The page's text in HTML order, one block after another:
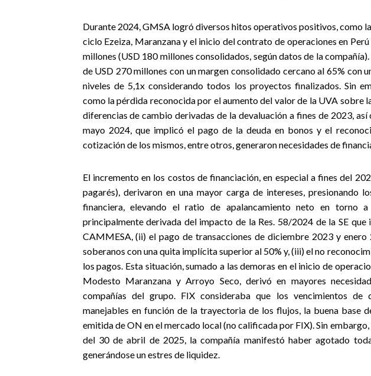
Durante 2024,GMSA logró diversos hitos operativos positivos, como
ciclo Ezeiza, Maranzana y el inicio del contrato de operaciones en
millones (USD 180 millones consolidados, según datos de la
de USD 270 millones con un margen consolidado cercano al 65% con
niveles de 5,1x considerando todos los proyectos finalizados. Sin
como la pérdida reconocida por el aumento del valor de la UVA sobre
diferencias de cambio derivadas de la devaluación a fines de 2023,
mayo 2024, que implicó el pago de la deuda en bonos y el
cotización de los mismos, entre otros, generaron necesidades de
El incremento en los costos de financiación, en especial a fines del
pagarés), derivaron en una mayor carga de intereses, presionando
financiera, elevando el ratio de apalancamiento neto en torno
principalmente derivada del impacto de la Res. 58/2024 de la SE
CAMMESA, (ii) el pago de transacciones de diciembre 2023 y
soberanos con una quita implícita superior al 50% y, (iii) el no
los pagos. Esta situación, sumado a las demoras en el inicio de
Modesto Maranzana y Arroyo Seco, derivó en mayores
compañías del grupo. FIX consideraba que los vencimientos de
manejables en función de la trayectoria de los flujos, la buena base
emitida de ON en el mercado local (no calificada por FIX). Sin
del 30 de abril de 2025, la compañía manifestó haber agotado
generándose un estres de liquidez.